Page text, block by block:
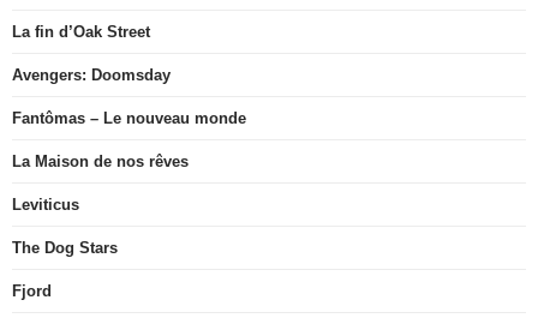
La fin d’Oak Street
Avengers: Doomsday
Fantômas – Le nouveau monde
La Maison de nos rêves
Leviticus
The Dog Stars
Fjord